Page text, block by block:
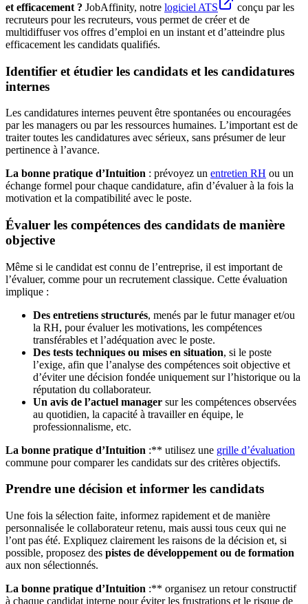
et efficacement ? JobAffinity, notre logiciel ATS
conçu par les
recruteurs pour les recruteurs, vous permet de créer et de
multidiffuser vos offres d’emploi en un instant et d’atteindre plus
efficacement les candidats qualifiés.
Identifier et étudier les candidats et les candidatures
internes
Les candidatures internes peuvent être spontanées ou encouragées
par les managers ou par les ressources humaines. L’important est de
traiter toutes les candidatures avec sérieux, sans présumer de leur
pertinence à l’avance.
La bonne pratique d’Intuition : prévoyez un entretien RH ou un
échange formel pour chaque candidature, afin d’évaluer à la fois la
motivation et la compatibilité avec le poste.
Évaluer les compétences des candidats de manière
objective
Même si le candidat est connu de l’entreprise, il est important de
l’évaluer, comme pour un recrutement classique. Cette évaluation
implique :
Des entretiens structurés, menés par le futur manager et/ou
la RH, pour évaluer les motivations, les compétences
transférables et l’adéquation avec le poste.
Des tests techniques ou mises en situation, si le poste
l’exige, afin que l’analyse des compétences soit objective et
d’éviter une décision fondée uniquement sur l’historique ou la
réputation du collaborateur.
Un avis de l’actuel manager sur les compétences observées
au quotidien, la capacité à travailler en équipe, le
professionnalisme, etc.
La bonne pratique d’Intuition :** utilisez une grille d’évaluation
commune pour comparer les candidats sur des critères objectifs.
Prendre une décision et informer les candidats
Une fois la sélection faite, informez rapidement et de manière
personnalisée le collaborateur retenu, mais aussi tous ceux qui ne
l’ont pas été. Expliquez clairement les raisons de la décision et, si
possible, proposez des pistes de développement ou de formation
aux non sélectionnés.
La bonne pratique d’Intuition :** organisez un retour constructif
à chaque candidat interne pour éviter les frustrations et le risque de